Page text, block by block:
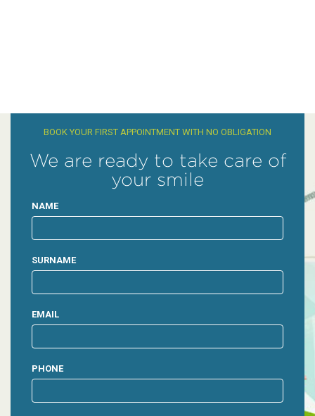
BOOK YOUR FIRST APPOINTMENT WITH NO OBLIGATION
We are ready to take care of
your smile
NAME
SURNAME
EMAIL
PHONE